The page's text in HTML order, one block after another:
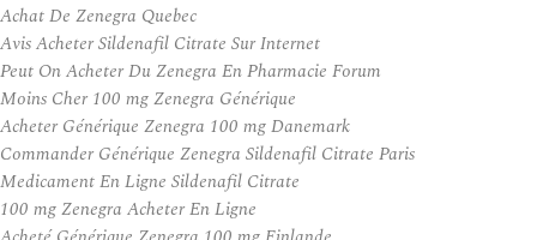
Achat De Zenegra Quebec
Avis Acheter Sildenafil Citrate Sur Internet
Peut On Acheter Du Zenegra En Pharmacie Forum
Moins Cher 100 mg Zenegra Générique
Acheter Générique Zenegra 100 mg Danemark
Commander Générique Zenegra Sildenafil Citrate Paris
Medicament En Ligne Sildenafil Citrate
100 mg Zenegra Acheter En Ligne